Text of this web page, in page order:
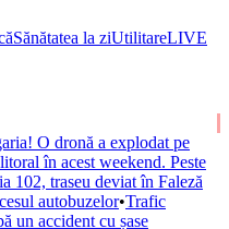
Sănătatea la ziUtilitareLIVE
O dronă a explodat pe
în acest weekend. Peste
102, traseu deviat în Faleză
autobuzelor•Trafic
un accident cu șase